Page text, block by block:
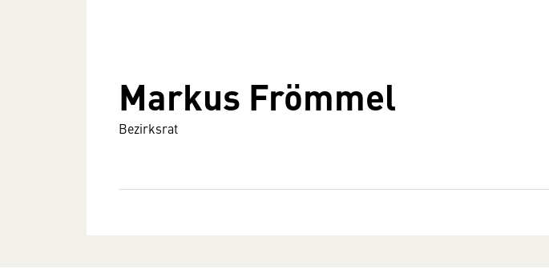
Markus Frömmel
Bezirksrat